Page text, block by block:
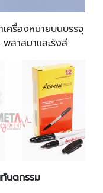
เครื่องหมายบนบรรจุ
ลาสมาและรังสี
นตกรรม